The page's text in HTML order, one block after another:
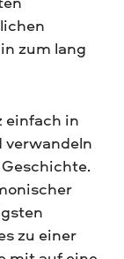
zum lang
einfach in
verwandeln
zu einer